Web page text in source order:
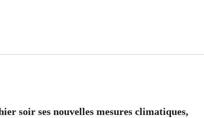
soir ses nouvelles mesures climatiques,